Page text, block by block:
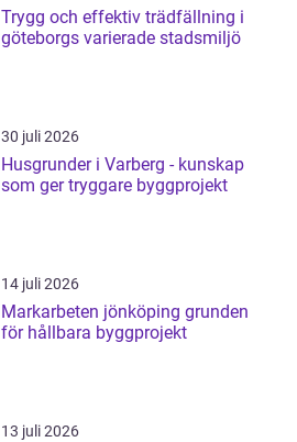
Trygg och effektiv trädfällning i
göteborgs varierade stadsmiljö
30 juli 2026
Husgrunder i Varberg - kunskap
som ger tryggare byggprojekt
14 juli 2026
Markarbeten jönköping grunden
för hållbara byggprojekt
13 juli 2026